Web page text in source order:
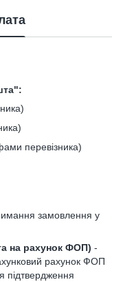
перевізника)
замовлення у
на рахунок ФОП) -
рахунок ФОП
підтвердження